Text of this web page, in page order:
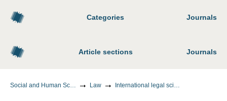
Categories Journals
Article sections Journals
Social and Human Sciences Law International legal sciences